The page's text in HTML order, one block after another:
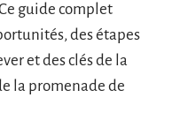
guide complet
des étapes
et des clés de la
la promenade de